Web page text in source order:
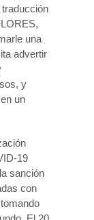
una
advertir
y
un
19
sanción
con